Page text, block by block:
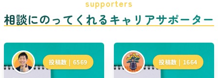
supporters
相談にのってくれるキャリアサポーター
投稿数 | 6569 投稿数 | 1664